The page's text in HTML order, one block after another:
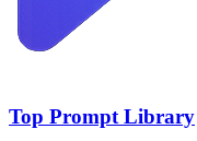
Top Prompt Library